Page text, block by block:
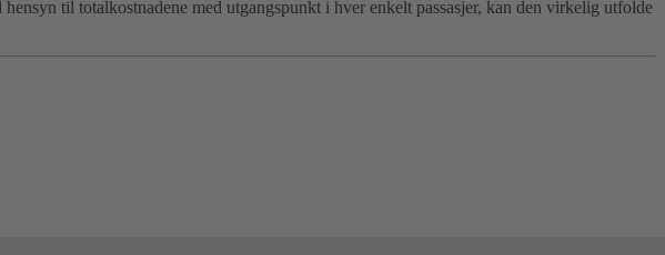
til totalkostnadene med utgangspunkt i hver enkelt passasjer, kan den virkelig utfolde